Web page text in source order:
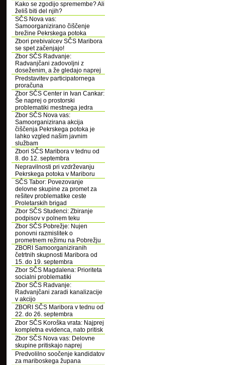
Kako se zgodijo spremembe? Ali
želiš biti del njih?
SČS Nova vas:
Samoorganizirano čiščenje
brežine Pekrskega potoka
Zbori prebivalcev SČS Maribora
se spet začenjajo!
Zbor SČS Radvanje:
Radvanjčani zadovoljni z
doseženim, a že gledajo naprej
Predstavitev participatornega
proračuna
Zbor SČS Center in Ivan Cankar:
Še naprej o prostorski
problematiki mestnega jedra
Zbor SČS Nova vas:
Samoorganizirana akcija
čiščenja Pekrskega potoka je
lahko vzgled našim javnim
službam
Zbori SČS Maribora v tednu od
8. do 12. septembra
Nepravilnosti pri vzdrževanju
Pekrskega potoka v Mariboru
SČS Tabor: Povezovanje
delovne skupine za promet za
rešitev problematike ceste
Proletarskih brigad
Zbor SČS Studenci: Zbiranje
podpisov v polnem teku
Zbor SČS Pobrežje: Nujen
ponovni razmislitek o
prometnem režimu na Pobrežju
ZBORI Samoorganiziranih
četrtnih skupnosti Maribora od
15. do 19. septembra
Zbor SČS Magdalena: Prioriteta
socialni problematiki
Zbor SČS Radvanje:
Radvanjčani zaradi kanalizacije
v akcijo
ZBORI SČS Maribora v tednu od
22. do 26. septembra
Zbor SČS Koroška vrata: Najprej
kompletna evidenca, nato pritisk
Zbor SČS Nova vas: Delovne
skupine pritiskajo naprej
Predvolilno soočenje kandidatov
za mariboskega župana